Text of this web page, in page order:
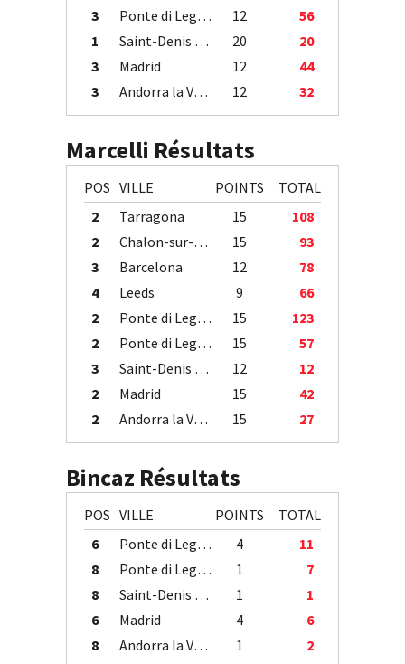
3
Ponte di Legno 12
56
1
Saint-Denis / Île de la Réunion 20
20
3
Madrid 12
44
3
Andorra la Vella 12 32
Marcelli Résultats
POS VILLE POINTS
TOTAL
2
Tarragona 15
108
2
Chalon-sur-Saône 15
93
3
Barcelona 12
78
4
Leeds 9
66
2
Ponte di Legno 15
123
2
Ponte di Legno 15
57
3
Saint-Denis / Île de la Réunion 12
12
2
Madrid 15
42
2
Andorra la Vella 15 27
Bincaz Résultats
POS VILLE POINTS
TOTAL
6
Ponte di Legno 4
11
8
Ponte di Legno 1
7
8
Saint-Denis / Île de la Réunion 1
1
6
Madrid 4
6
8
Andorra la Vella 1 2